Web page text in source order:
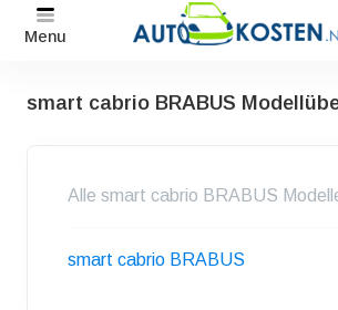
Menu
smart cabrio BRABUS
Alle smart cabrio BRABUS
smart cabrio BRABUS